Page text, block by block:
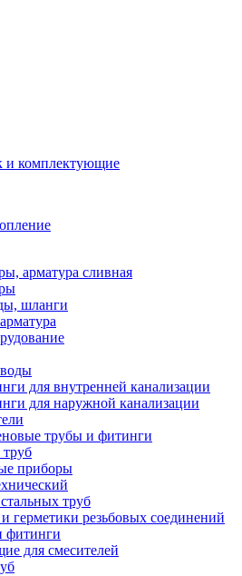
и комплектующие
арматура сливная
шланги
для внутренней канализации
для наружной канализации
трубы и фитинги
приборы
труб
герметики резьбовых соединений
для смесителей